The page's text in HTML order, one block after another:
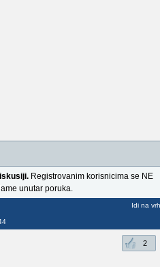
Registrovanim korisnicima se NE
unutar poruka.
Idi na vrh
2